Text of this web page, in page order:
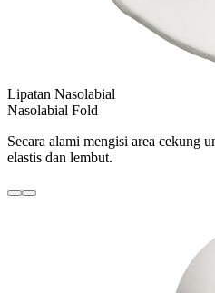
Lipatan Nasolabial
Nasolabial Fold
Secara alami mengisi area cekung
elastis dan lembut.